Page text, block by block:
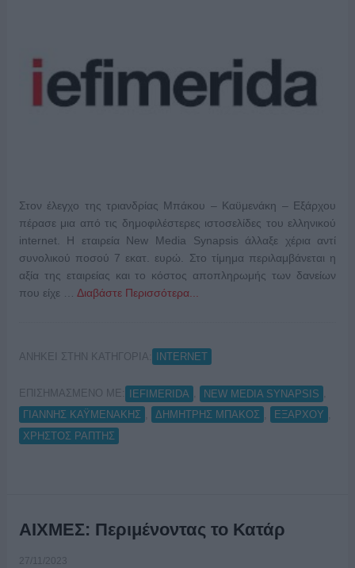
Στον έλεγχο της τριανδρίας Μπάκου – Καϋμενάκη – Εξάρχου
πέρασε μια από τις δημοφιλέστερες ιστοσελίδες του ελληνικού
internet. Η εταιρεία New Media Synapsis άλλαξε χέρια αντί
συνολικού ποσού 7 εκατ. ευρώ. Στο τίμημα περιλαμβάνεται η
αξία της εταιρείας και το κόστος αποπληρωμής των δανείων
που είχε … Διαβάστε Περισσότερα...
ΑΝΗΚΕΙ ΣΤΗΝ ΚΑΤΗΓΟΡΙΑ: INTERNET
ΕΠΙΣΗΜΑΣΜΕΝΟ ΜΕ: IEFIMERIDA NEW MEDIA SYNAPSIS
ΓΙΑΝΝΗΣ ΚΑΫΜΕΝΑΚΗΣ
ΔΗΜΗΤΡΗΣ ΜΠΑΚΟΣ ΕΞΑΡΧΟΥ
ΧΡΗΣΤΟΣ ΡΑΠΤΗΣ
ΑΙΧΜΕΣ: Περιμένοντας το Κατάρ
27/11/2023